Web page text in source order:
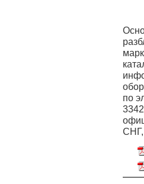
по
СНГ,